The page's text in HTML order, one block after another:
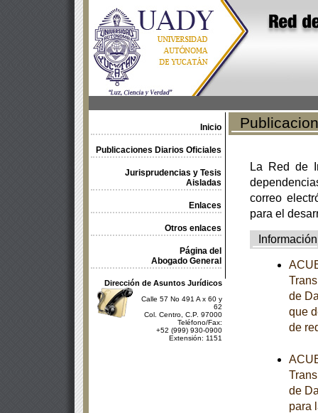
Inicio
Publicaciones Diarios Oficiales
Jurisprudencias y Tesis
Aisladas
Enlaces
Otros enlaces
Página del
Abogado General
Dirección de Asuntos Jurídicos
Calle 57 No 491 A x 60 y
62
Col. Centro, C.P. 97000
Teléfono/Fax:
+52 (999) 930-0900
Extensión: 1151
La Red de
correo
para el
Información
de
que
de
de
para